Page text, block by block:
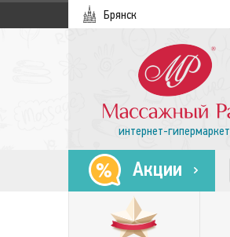
Брянск
интернет-гипермаркет
Акции